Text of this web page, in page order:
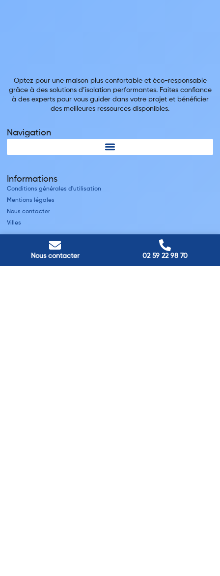
Nous contacter 02 59 22 98 70
Optez pour une maison plus confortable et éco-responsable
grâce à des solutions d’isolation performantes. Faites confiance
à des experts pour vous guider dans votre projet et bénéficier
des meilleures ressources disponibles.
Navigation
Informations
Conditions générales d'utilisation
Mentions légales
Nous contacter
Villes
Nos adresses
Louviers
45 avenue Winston Churchill, Louviers, France